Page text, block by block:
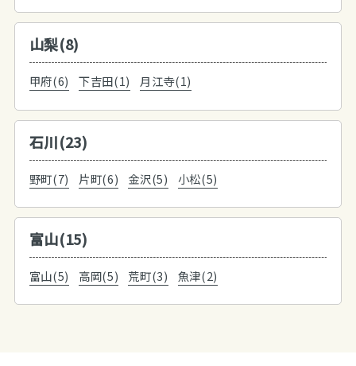
山梨(8)
甲府(6) 下吉田(1) 月江寺(1)
石川(23)
野町(7) 片町(6) 金沢(5) 小松(5)
富山(15)
富山(5) 高岡(5) 荒町(3) 魚津(2)